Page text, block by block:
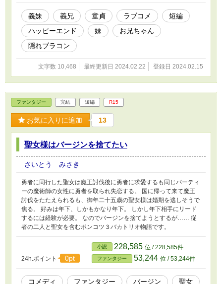
にフラれる！ 仕方ない、この私がお兄ちゃんを
教育してやろーじゃないの！ 実はお兄ちゃん好
きな義妹が奮闘する物語です。
義妹 義兄 童貞 ラブコメ
短編
ハッピーエンド
妹
お兄ちゃん
隠れブラコン
文字数 10,468 最終更新日 2024.02.22 登録日 2024.02.15
ファンタジー 完結 短編 R15
お気に入りに追加 13
聖女様はバージンを捨てたい
さいとう みさき
勇者に同行した聖女は魔王討伐後に勇者に求愛するも同じパーティ
ーの魔術師の女性に勇者を取られ失恋する。 国に帰って来て魔王
討伐をたたえられるも、御年二十五歳の聖女様は婚期を逃しそうで
焦る。 好みは年下、しかもかなり年下。 しかし年下相手にリード
するには経験が必要。 なのでバージンを捨てようとするが…… 従
者の二人と聖女を含むポンコツ３バカトリオ物語です。
24h.ポイント 0pt
小説 228,585 位 / 228,585件
ファンタジー 53,244 位 / 53,244件
コメディ ファンタジー バージン 聖女